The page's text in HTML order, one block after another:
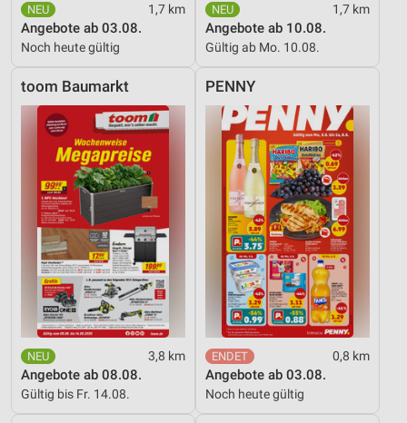
1,7 km
Angebote ab 03.08.
Noch heute gültig
1,7 km
Angebote ab 10.08.
Gültig ab Mo. 10.08.
toom Baumarkt
3,8 km
Angebote ab 08.08.
Gültig bis Fr. 14.08.
PENNY
0,8 km
Angebote ab 03.08.
Noch heute gültig